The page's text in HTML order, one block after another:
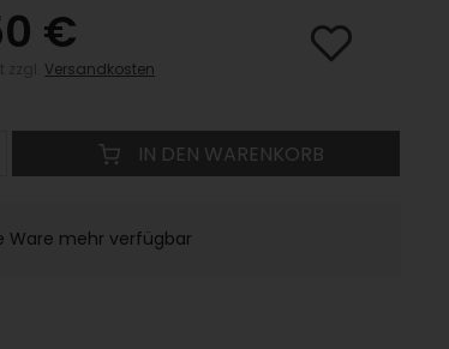
€
Versandkosten
IN DEN WARENKORB
Ware mehr verfügbar